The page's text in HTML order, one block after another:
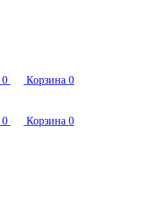
0 Корзина 0
0 Корзина 0